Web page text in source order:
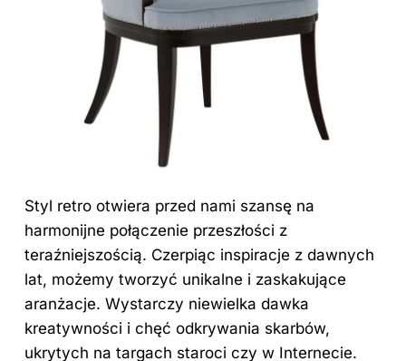
Styl retro otwiera przed nami szansę na
harmonijne połączenie przeszłości z
teraźniejszością. Czerpiąc inspiracje z dawnych
lat, możemy tworzyć unikalne i zaskakujące
aranżacje. Wystarczy niewielka dawka
kreatywności i chęć odkrywania skarbów,
ukrytych na targach staroci czy w Internecie.